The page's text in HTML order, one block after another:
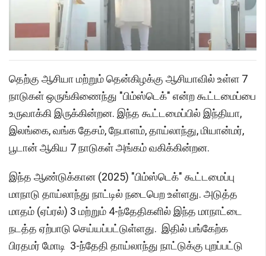
தெற்கு ஆசியா மற்றும் தென்கிழக்கு ஆசியாவில் உள்ள 7
நாடுகள் ஒருங்கிணைந்து "பிம்ஸ்டெக்" என்ற கூட்டமைப்பை
உருவாக்கி இருக்கின்றன. இந்த கூட்டமைப்பில் இந்தியா,
இலங்கை, வங்க தேசம், நேபாளம், தாய்லாந்து, மியான்மர்,
பூடான் ஆகிய 7 நாடுகள் அங்கம் வகிக்கின்றன.
இந்த ஆண்டுக்கான (2025) "பிம்ஸ்டெக்" கூட்டமைப்பு
மாநாடு தாய்லாந்து நாட்டில் நடைபெற உள்ளது. அடுத்த
மாதம் (ஏப்ரல்) 3 மற்றும் 4-ந்தேதிகளில் இந்த மாநாட்டை
நடத்த ஏற்பாடு செய்யப்பட்டுள்ளது. இதில் பங்கேற்க
பிரதமர் மோடி 3-ந்தேதி தாய்லாந்து நாட்டுக்கு புறப்பட்டு